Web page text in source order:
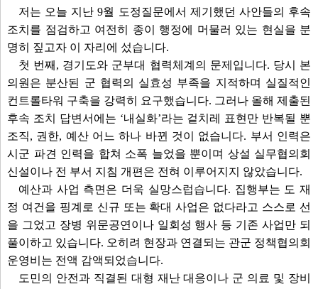
저는 오늘 지난 9월 도정질문에서 제기했던 사안들의 후속
조치를 점검하고 여전히 종이 행정에 머물러 있는 현실을 분
명히 짚고자 이 자리에 섰습니다.
첫 번째, 경기도와 군부대 협력체계의 문제입니다. 당시 본
의원은 분산된 군 협력의 실효성 부족을 지적하며 실질적인
컨트롤타워 구축을 강력히 요구했습니다. 그러나 올해 제출된
후속 조치 답변서에는 ‘내실화’라는 겉치레 표현만 반복될 뿐
조직, 권한, 예산 어느 하나 바뀐 것이 없습니다. 부서 인력은
시군 파견 인력을 합쳐 소폭 늘었을 뿐이며 상설 실무협의회
신설이나 전 부서 지침 개편은 전혀 이루어지지 않았습니다.
예산과 사업 측면은 더욱 실망스럽습니다. 집행부는 도 재
정 여건을 핑계로 신규 또는 확대 사업은 없다라고 스스로 선
을 그었고 장병 위문공연이나 일회성 행사 등 기존 사업만 되
풀이하고 있습니다. 오히려 현장과 연결되는 관군 정책협의회
운영비는 전액 감액되었습니다.
도민의 안전과 직결된 대형 재난 대응이나 군 의료 및 장비